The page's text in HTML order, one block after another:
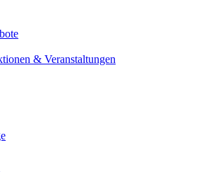
& Veranstaltungen